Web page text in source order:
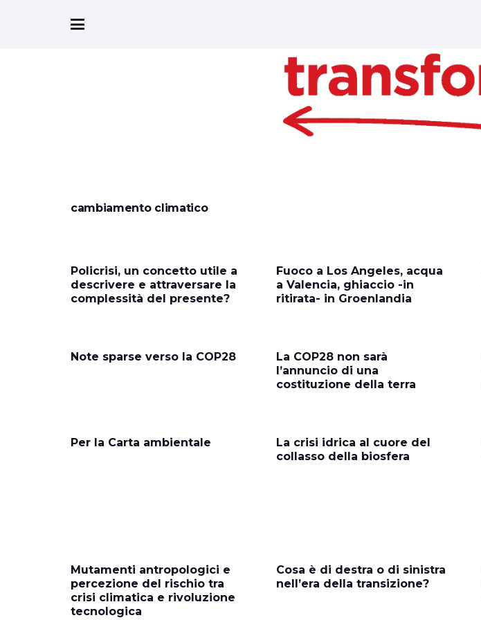
cambiamento climatico
Policrisi, un concetto utile a
descrivere e attraversare la
complessità del presente?
Fuoco a Los Angeles, acqua
a Valencia, ghiaccio -in
ritirata- in Groenlandia
Note sparse verso la COP28
La COP28 non sarà
l’annuncio di una
costituzione della terra
Per la Carta ambientale
La crisi idrica al cuore del
collasso della biosfera
Mutamenti antropologici e
percezione del rischio tra
crisi climatica e rivoluzione
tecnologica
Cosa è di destra o di sinistra
nell’era della transizione?